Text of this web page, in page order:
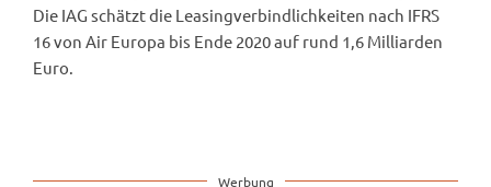
Die IAG schätzt die Leasingverbindlichkeiten nach IFRS
16 von Air Europa bis Ende 2020 auf rund 1,6 Milliarden
Euro.
Werbung